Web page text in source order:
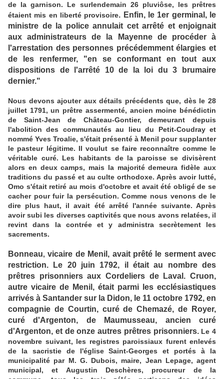
de la garnison. Le surlendemain 26 pluviôse, les prêtres
étaient mis en liberté provisoire. Enfin, le 1er germinal, le
ministre de la police annulait cet arrêté et enjoignait
aux administrateurs de la Mayenne de procéder à
l'arrestation des personnes précédemment élargies et
de les renfermer, "en se conformant en tout aux
dispositions de l'arrêté 10 de la loi du 3 brumaire
dernier."
Nous devons ajouter aux détails précédents que, dès le 28
juillet 1791, un prêtre assermenté, ancien moine bénédictin
de Saint-Jean de Château-Gontier, demeurant depuis
l'abolition des communautés au lieu du Petit-Coudray et
nommé Yves Troalie, s'était présenté à Menil pour supplanter
le pasteur légitime. Il voulut se faire reconnaître comme le
véritable curé. Les habitants de la paroisse se divisèrent
alors en deux camps, mais la majorité demeura fidèle aux
traditions du passé et au culte orthodoxe. Après avoir lutté,
Omo s'était retiré au mois d'octobre et avait été obligé de se
cacher pour fuir la persécution. Comme nous venons de le
dire plus haut, il avait été arrêté l'année suivante. Après
avoir subi les diverses captivités que nous avons relatées, il
revint dans la contrée et y administra secrètement les
sacrements.
Bonneau,vicaire de Menil, avait prêté le serment avec
restriction. Le 20 juin 1792, il était au nombre des
prêtres prisonniers aux Cordeliers de Laval. Cruon,
autre vicaire de Menil, était parmi les ecclésiastiques
arrivés à Santander sur la Didon, le 11 octobre 1792, en
compagnie de Courtin, curé de Chemazé, de Royer,
curé d'Argenton, de Maumusseau, ancien curé
d'Argenton, et de onze autres prêtres prisonniers.Le 4
novembre suivant, les registres paroissiaux furent enlevés
de la sacristie de l'église Saint-Georges et portés à la
municipalité par M. G. Dubois, maire, Jean Lepage, agent
municipal, et Augustin Deschères, procureur de la